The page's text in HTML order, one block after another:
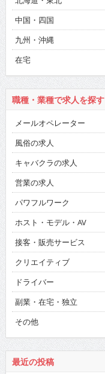
中国・四国
九州・沖縄
在宅
職種・業種で求人を探す
メールオペレーター
風俗の求人
キャバクラの求人
営業の求人
パワフルワーク
ホスト・モデル・AV
接客・販売サービス
クリエイティブ
ドライバー
副業・在宅・独立
その他
最近の投稿